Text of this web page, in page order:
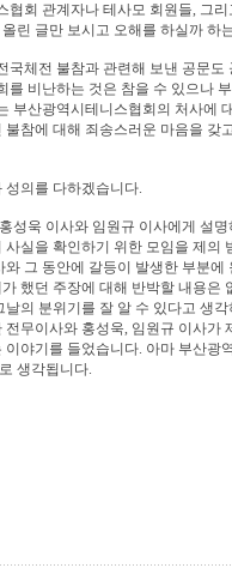
회 관계자나 테사모 회원들, 그
린 글만 보시고 오해를 하실까 하
체전 불참과 관련해 보낸 공문도
비난하는 것은 참을 수 있으나
산광역시테니스협회의 처사에
참에 대해 죄송스러운 마음을 갖
의를 다하겠습니다.
욱 이사와 임원규 이사에게 설
실을 확인하기 위한 모임을 제의
그 동안에 갈등이 발생한 부분에
했던 주장에 대해 반박할 내용은
의 분위기를 잘 알 수 있다고 생
무이사와 홍성욱, 임원규 이사가
야기를 들었습니다. 아마 부산광
생각됩니다.